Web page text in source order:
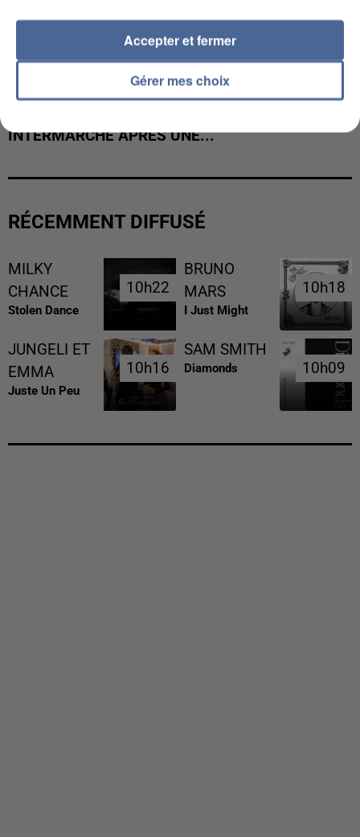
INTERMARCHÉ APRÈS UNE...
RÉCEMMENT DIFFUSÉ
MILKY
CHANCE
Stolen Dance
10h22
10h22
BRUNO
MARS
I Just Might
10h18
10h18
JUNGELI ET
EMMA
Juste Un Peu
10h16
10h16
SAM SMITH
Diamonds 10h09
10h09
Gérer mes choix
Accepter et fermer